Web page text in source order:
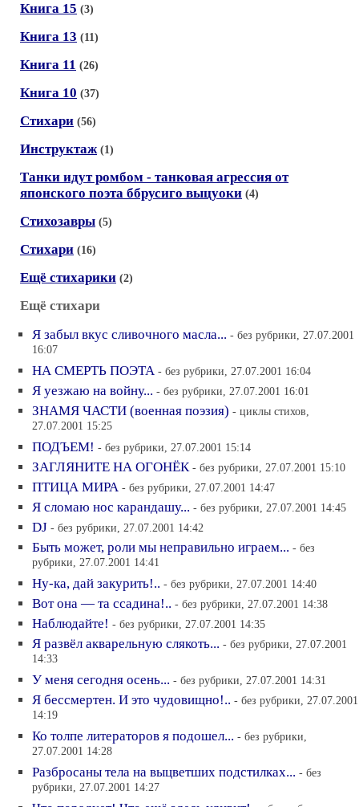
Книга 15 (3)
Книга 13 (11)
Книга 11 (26)
Книга 10 (37)
Стихари (56)
Инструктаж (1)
Танки идут ромбом - танковая агрессия от
японского поэта ббрусиго выцуоки (4)
Стихозавры (5)
Стихари (16)
Ещё стихарики (2)
Ещё стихари
Я забыл вкус сливочного масла... - без рубрики, 27.07.2001
16:07
НА СМЕРТЬ ПОЭТА - без рубрики, 27.07.2001 16:04
Я уезжаю на войну... - без рубрики, 27.07.2001 16:01
ЗНАМЯ ЧАСТИ (военная поэзия) - циклы стихов,
27.07.2001 15:25
ПОДЪЕМ! - без рубрики, 27.07.2001 15:14
ЗАГЛЯНИТЕ НА ОГОНЁК - без рубрики, 27.07.2001 15:10
ПТИЦА МИРА - без рубрики, 27.07.2001 14:47
Я сломаю нос карандашу... - без рубрики, 27.07.2001 14:45
DJ - без рубрики, 27.07.2001 14:42
Быть может, роли мы неправильно играем... - без
рубрики, 27.07.2001 14:41
Ну-ка, дай закурить!.. - без рубрики, 27.07.2001 14:40
Вот она — та ссадина!.. - без рубрики, 27.07.2001 14:38
Наблюдайте! - без рубрики, 27.07.2001 14:35
Я развёл акварельную слякоть... - без рубрики, 27.07.2001
14:33
У меня сегодня осень... - без рубрики, 27.07.2001 14:31
Я бессмертен. И это чудовищно!.. - без рубрики, 27.07.2001
14:19
Ко толпе литераторов я подошел... - без рубрики,
27.07.2001 14:28
Разбросаны тела на выцветших подстилках... - без
рубрики, 27.07.2001 14:27